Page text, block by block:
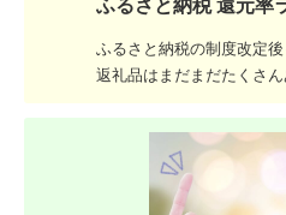
ふるさと納税 還元率
ふるさと納税の制度改定
返礼品はまだまだたくさん